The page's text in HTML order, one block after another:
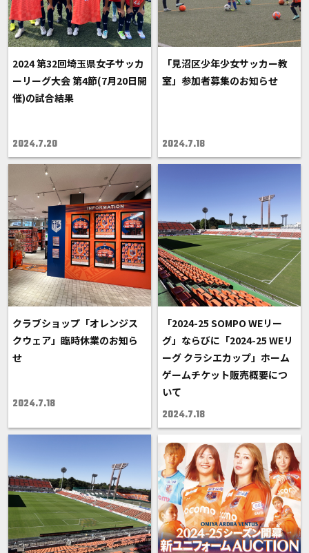
2024 第32回埼玉県女子サッカ
ーリーグ大会 第4節(7月20日開
催)の試合結果
2024.7.20
「見沼区少年少女サッカー教
室」参加者募集のお知らせ
2024.7.18
クラブショップ「オレンジス
クウェア」臨時休業のお知ら
せ
2024.7.18
「2024-25 SOMPO WEリー
グ」ならびに「2024-25 WEリ
ーグ クラシエカップ」ホーム
ゲームチケット販売概要につ
いて
2024.7.18